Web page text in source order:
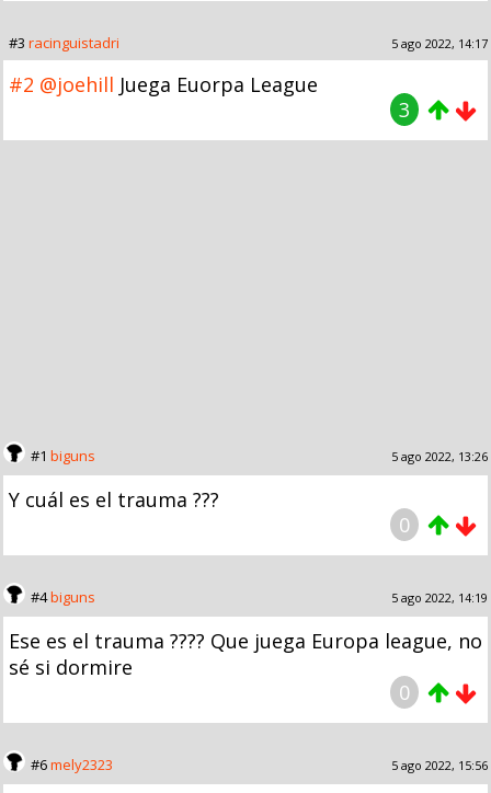
#3 racinguistadri 5 ago 2022, 14:17
#2 @joehill Juega Euorpa League
3
#1 biguns 5 ago 2022, 13:26
Y cuál es el trauma ???
0
#4biguns 5 ago 2022, 14:19
Ese es el trauma ???? Que juega Europa league, no
sé si dormire
0
#6mely2323 5 ago 2022, 15:56